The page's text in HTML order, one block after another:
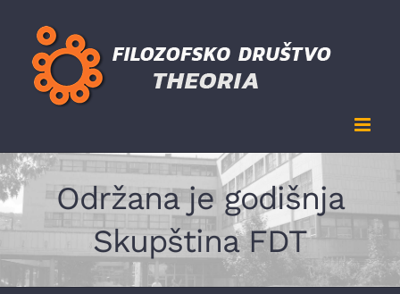
content
Održana je godišnja
Skupština FDT